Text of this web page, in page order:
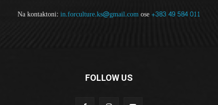
Na kontaktoni: in.forculture.ks@gmail.comose+383 49 584 011
FOLLOW US